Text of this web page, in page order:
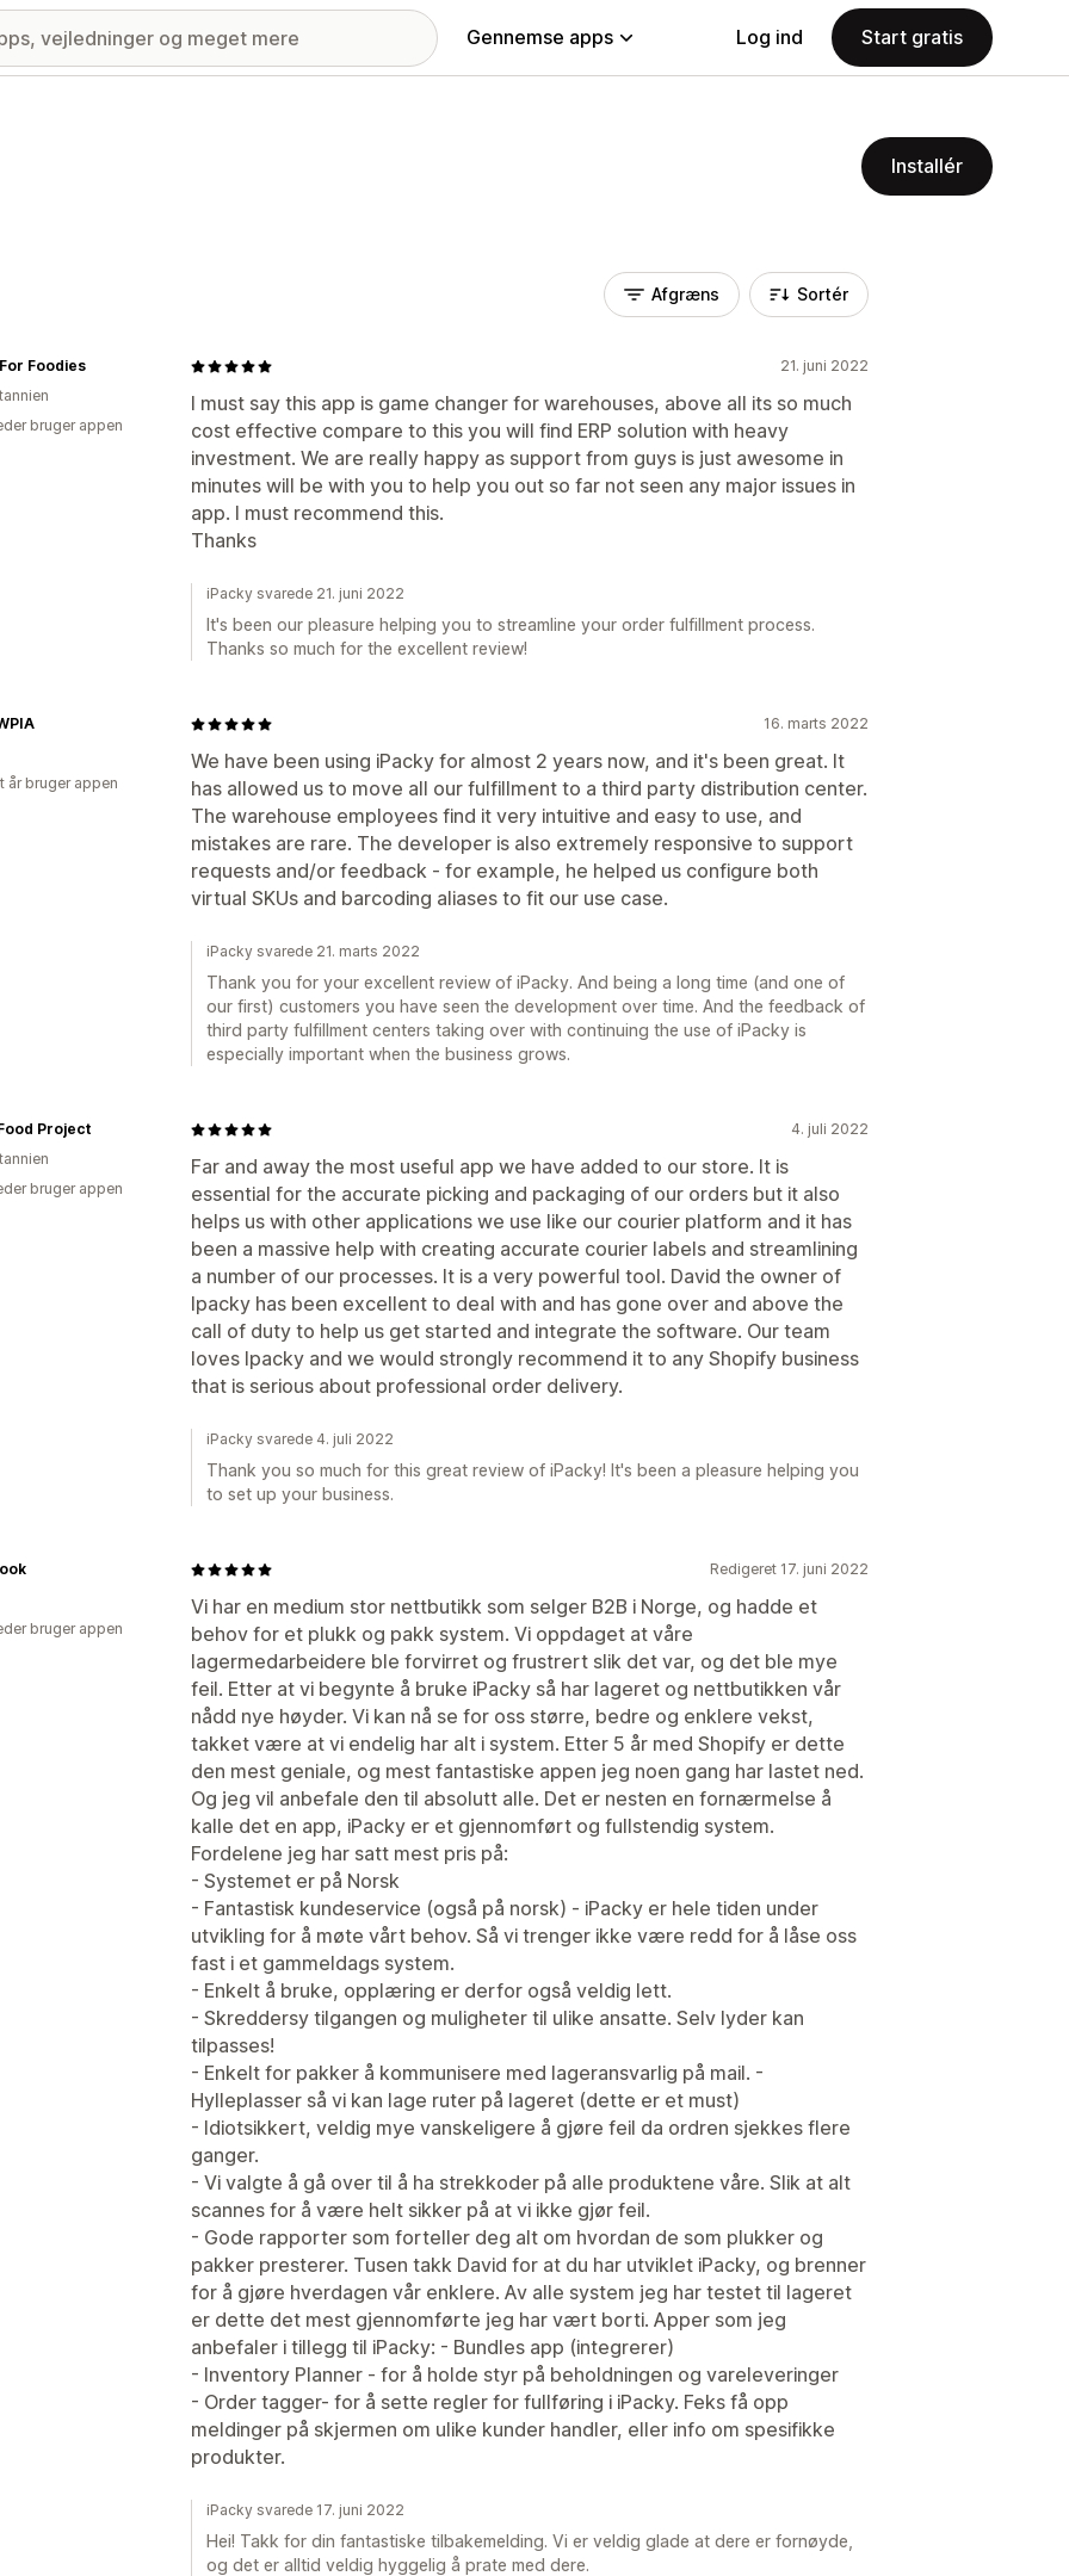
Gennemse apps Log ind Start gratis
Installér
Afgræns Sortér
21. juni 2022
I must say this app is game changer for warehouses, above all its so much
cost effective compare to this you will find ERP solution with heavy
investment. We are really happy as support from guys is just awesome in
minutes will be with you to help you out so far not seen any major issues in
app. I must recommend this.
Thanks
Foodies
bruger appen
iPacky svarede 21. juni 2022
It's been our pleasure helping you to streamline your order fulfillment process.
Thanks so much for the excellent review!
16. marts 2022
We have been using iPacky for almost 2 years now, and it's been great. It
has allowed us to move all our fulfillment to a third party distribution center.
The warehouse employees find it very intuitive and easy to use, and
mistakes are rare. The developer is also extremely responsive to support
requests and/or feedback - for example, he helped us configure both
virtual SKUs and barcoding aliases to fit our use case.
år bruger appen
iPacky svarede 21. marts 2022
Thank you for your excellent review of iPacky. And being a long time (and one of
our first) customers you have seen the development over time. And the feedback of
third party fulfillment centers taking over with continuing the use of iPacky is
especially important when the business grows.
4. juli 2022
Far and away the most useful app we have added to our store. It is
essential for the accurate picking and packaging of our orders but it also
helps us with other applications we use like our courier platform and it has
been a massive help with creating accurate courier labels and streamlining
a number of our processes. It is a very powerful tool. David the owner of
Ipacky has been excellent to deal with and has gone over and above the
call of duty to help us get started and integrate the software. Our team
loves Ipacky and we would strongly recommend it to any Shopify business
that is serious about professional order delivery.
Project
bruger appen
iPacky svarede 4. juli 2022
Thank you so much for this great review of iPacky! It's been a pleasure helping you
to set up your business.
Redigeret 17. juni 2022
Vi har en medium stor nettbutikk som selger B2B i Norge, og hadde et
behov for et plukk og pakk system. Vi oppdaget at våre
lagermedarbeidere ble forvirret og frustrert slik det var, og det ble mye
feil. Etter at vi begynte å bruke iPacky så har lageret og nettbutikken vår
nådd nye høyder. Vi kan nå se for oss større, bedre og enklere vekst,
takket være at vi endelig har alt i system. Etter 5 år med Shopify er dette
den mest geniale, og mest fantastiske appen jeg noen gang har lastet ned.
Og jeg vil anbefale den til absolutt alle. Det er nesten en fornærmelse å
kalle det en app, iPacky er et gjennomført og fullstendig system.
Fordelene jeg har satt mest pris på:
- Systemet er på Norsk
- Fantastisk kundeservice (også på norsk) - iPacky er hele tiden under
utvikling for å møte vårt behov. Så vi trenger ikke være redd for å låse oss
fast i et gammeldags system.
- Enkelt å bruke, opplæring er derfor også veldig lett.
- Skreddersy tilgangen og muligheter til ulike ansatte. Selv lyder kan
tilpasses!
- Enkelt for pakker å kommunisere med lageransvarlig på mail. -
Hylleplasser så vi kan lage ruter på lageret (dette er et must)
- Idiotsikkert, veldig mye vanskeligere å gjøre feil da ordren sjekkes flere
ganger.
- Vi valgte å gå over til å ha strekkoder på alle produktene våre. Slik at alt
scannes for å være helt sikker på at vi ikke gjør feil.
- Gode rapporter som forteller deg alt om hvordan de som plukker og
pakker presterer. Tusen takk David for at du har utviklet iPacky, og brenner
for å gjøre hverdagen vår enklere. Av alle system jeg har testet til lageret
er dette det mest gjennomførte jeg har vært borti. Apper som jeg
anbefaler i tillegg til iPacky: - Bundles app (integrerer)
- Inventory Planner - for å holde styr på beholdningen og vareleveringer
- Order tagger- for å sette regler for fullføring i iPacky. Feks få opp
meldinger på skjermen om ulike kunder handler, eller info om spesifikke
produkter.
bruger appen
iPacky svarede 17. juni 2022
Hei! Takk for din fantastiske tilbakemelding. Vi er veldig glade at dere er fornøyde,
og det er alltid veldig hyggelig å prate med dere.